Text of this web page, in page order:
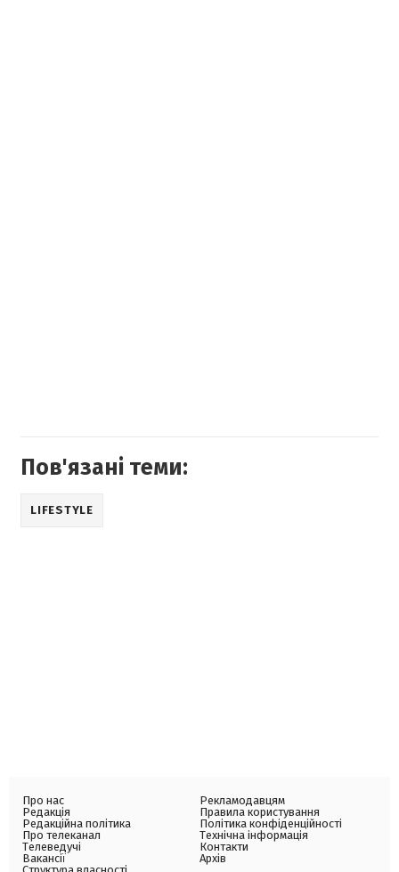
Пов'язані теми:
LIFESTYLE
Про нас
Редакція
Редакційна політика
Про телеканал
Телеведучі
Вакансії
Рекламодавцям
Правила користування
Політика конфіденційності
Технічна інформація
Контакти
Архів